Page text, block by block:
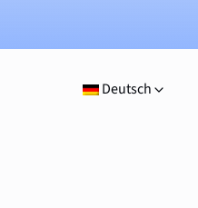
Deutsch